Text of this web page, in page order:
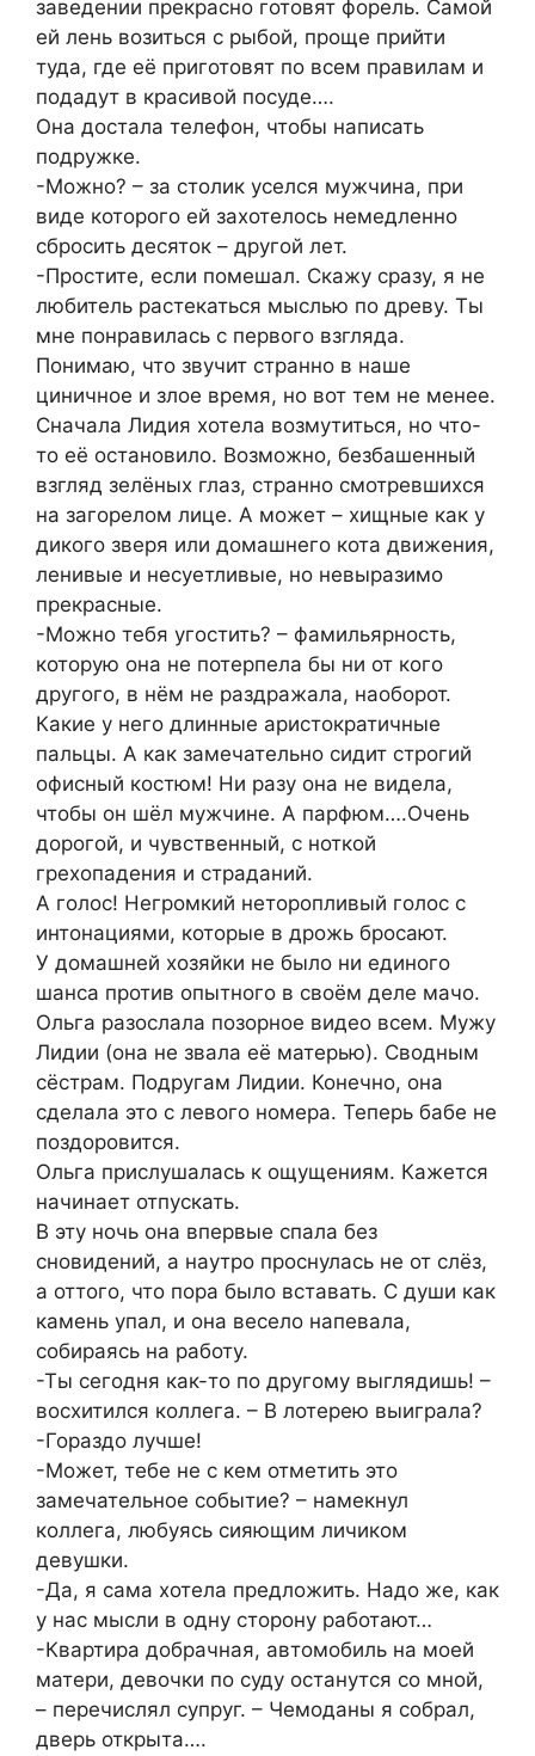
заведении прекрасно готовят форель. Самой
ей лень возиться с рыбой, проще прийти
туда, где её приготовят по всем правилам и
подадут в красивой посуде….
Она достала телефон, чтобы написать
подружке.
-Можно? – за столик уселся мужчина, при
виде которого ей захотелось немедленно
сбросить десяток – другой лет.
-Простите, если помешал. Скажу сразу, я не
любитель растекаться мыслью по древу. Ты
мне понравилась с первого взгляда.
Понимаю, что звучит странно в наше
циничное и злое время, но вот тем не менее.
Сначала Лидия хотела возмутиться, но что-
то её остановило. Возможно, безбашенный
взгляд зелёных глаз, странно смотревшихся
на загорелом лице. А может – хищные как у
дикого зверя или домашнего кота движения,
ленивые и несуетливые, но невыразимо
прекрасные.
-Можно тебя угостить? – фамильярность,
которую она не потерпела бы ни от кого
другого, в нём не раздражала, наоборот.
Какие у него длинные аристократичные
пальцы. А как замечательно сидит строгий
офисный костюм! Ни разу она не видела,
чтобы он шёл мужчине. А парфюм….Очень
дорогой, и чувственный, с ноткой
грехопадения и страданий.
А голос! Негромкий неторопливый голос с
интонациями, которые в дрожь бросают.
У домашней хозяйки не было ни единого
шанса против опытного в своём деле мачо.
Ольга разослала позорное видео всем. Мужу
Лидии (она не звала её матерью). Сводным
сёстрам. Подругам Лидии. Конечно, она
сделала это с левого номера. Теперь бабе не
поздоровится.
Ольга прислушалась к ощущениям. Кажется
начинает отпускать.
В эту ночь она впервые спала без
сновидений, а наутро проснулась не от слёз,
а оттого, что пора было вставать. С души как
камень упал, и она весело напевала,
собираясь на работу.
-Ты сегодня как-то по другому выглядишь! –
восхитился коллега. – В лотерею выиграла?
-Гораздо лучше!
-Может, тебе не с кем отметить это
замечательное событие? – намекнул
коллега, любуясь сияющим личиком
девушки.
-Да, я сама хотела предложить. Надо же, как
у нас мысли в одну сторону работают…
-Квартира добрачная, автомобиль на моей
матери, девочки по суду останутся со мной,
– перечислял супруг. – Чемоданы я собрал,
дверь открыта….